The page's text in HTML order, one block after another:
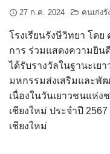
27 ก.ค. 2024 คนเก่ง
โรงเรียนรังษีวิทยา โด
การ ร่วมแสดงความยิน
ได้รับรางวัลในฐานะเย
มหกรรมส่งเสริมและพั
เนื่องในวันเยาวชนแห่
เชียงใหม่ ประจำปี
เชียงใหม่